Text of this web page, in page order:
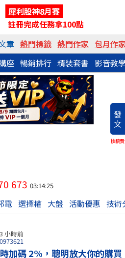
犀利股神8月賽
註冊完成任務拿100點
章 熱門標籤 熱門作家 包月作
座 暢銷排行 精裝套書 影音教
發
文
換稿費
673 03:14:25
電 選擇權 大盤 活動優惠 技術
小時前
加碼 2%，聰明放大你的購買